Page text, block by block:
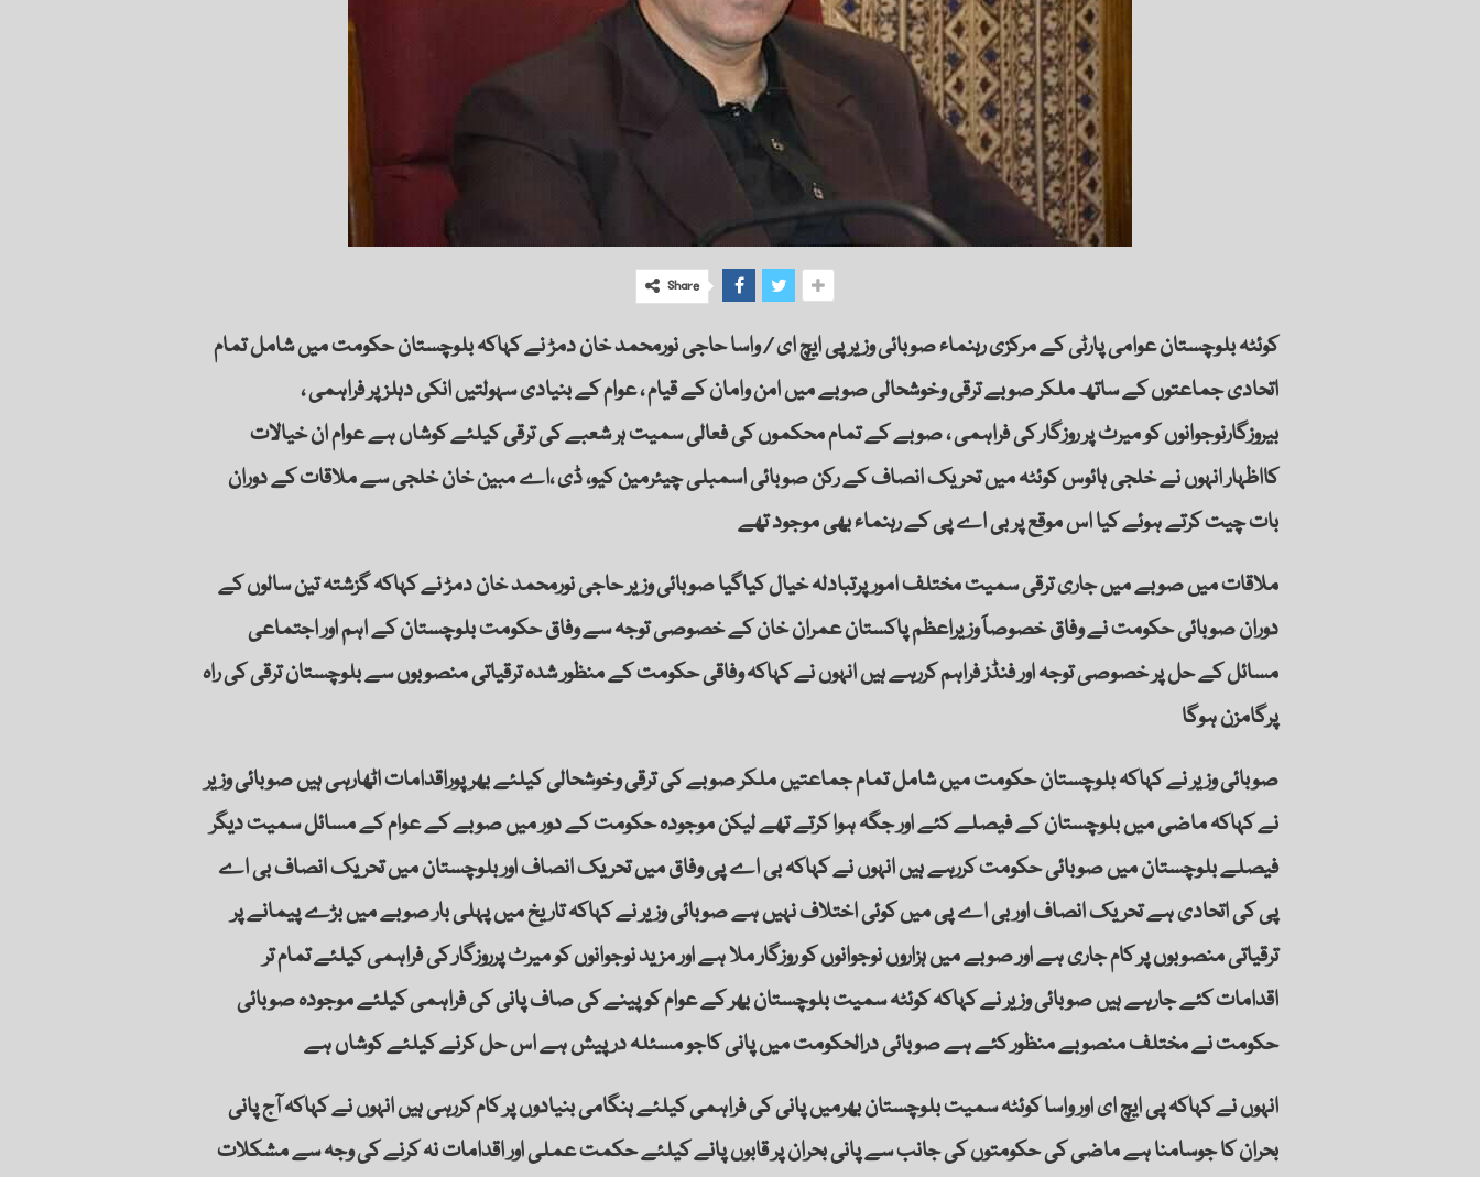
Share
کوئٹہ بلوچستان عوامی پارٹی کے مرکزی رہنماء صوبائی وزیر پی ایچ ای / واسا حاجی نورمحمد خان دمڑ نے کہاکہ بلوچستان حکومت میں شامل تمام
اتحادی جماعتوں کے ساتھ ملکر صوبے ترقی وخوشحالی صوبے میں امن وامان کے قیام ، عوام کے بنیادی سہولتیں انکی دہلز پر فراہمی ،
بیروزگارنوجوانوں کو میرٹ پر روزگار کی فراہمی ، صوبے کے تمام محکموں کی فعالی سمیت ہر شعبے کی ترقی کیلئے کوشاں ہے عوام ان خیالات
کااظہار انہوں نے خلجی ہائوس کوئٹہ میں تحریک انصاف کے رکن صوبائی اسمبلی چیئرمین کیو، ڈی ،اے مبین خان خلجی سے ملاقات کے دوران
بات چیت کرتے ہوئے کیا اس موقع پر بی اے پی کے رہنماء بھی موجود تھے
ملاقات میں صوبے میں جاری ترقی سمیت مختلف امورپرتبادلہ خیال کیاگیا صوبائی وزیر حاجی نورمحمد خان دمڑ نے کہاکہ گزشتہ تین سالوں کے
دوران صوبائی حکومت نے وفاق خصوصاََ وزیراعظم پاکستان عمران خان کے خصوصی توجہ سے وفاق حکومت بلوچستان کے اہم اور اجتماعی
مسائل کے حل پر خصوصی توجہ اور فنڈز فراہم کررہے ہیں انہوں نے کہاکہ وفاقی حکومت کے منظور شدہ ترقیاتی منصوبوں سے بلوچستان ترقی کی راہ
پرگامزن ہوگا
صوبائی وزیر نے کہاکہ بلوچستان حکومت میں شامل تمام جماعتیں ملکر صوبے کی ترقی وخوشحالی کیلئے بھرپوراقدامات اٹھارہی ہیں صوبائی وزیر
نے کہاکہ ماضی میں بلوچستان کے فیصلے کئے اور جگہ ہوا کرتے تھے لیکن موجودہ حکومت کے دور میں صوبے کے عوام کے مسائل سمیت دیگر
فیصلے بلوچستان میں صوبائی حکومت کررہے ہیں انہوں نے کہاکہ بی اے پی وفاق میں تحریک انصاف اور بلوچستان میں تحریک انصاف بی اے
پی کی اتحادی ہے تحریک انصاف اور بی اے پی میں کوئی اختلاف نہیں ہے صوبائی وزیر نے کہاکہ تاریخ میں پہلی بار صوبے میں بڑے پیمانے پر
ترقیاتی منصوبوں پر کام جاری ہے اور صوبے میں ہزاروں نوجوانوں کو روزگار ملا ہے اور مزید نوجوانوں کو میرٹ پرروزگار کی فراہمی کیلئے تمام تر
اقدامات کئے جارہے ہیں صوبائی وزیر نے کہاکہ کوئٹہ سمیت بلوچستان بھر کے عوام کو پینے کی صاف پانی کی فراہمی کیلئے موجودہ صوبائی
حکومت نے مختلف منصوبے منظور کئے ہے صوبائی درالحکومت میں پانی کاجو مسئلہ درپیش ہے اس حل کرنے کیلئے کوشاں ہے
انہوں نے کہاکہ پی ایچ ای اور واسا کوئٹہ سمیت بلوچستان بھرمیں پانی کی فراہمی کیلئے ہنگامی بنیادوں پر کام کررہی ہیں انہوں نے کہاکہ آج پانی
بحران کا جوسامنا ہے ماضی کی حکومتوں کی جانب سے پانی بحران پر قابوں پانے کیلئے حکمت عملی اور اقدامات نہ کرنے کی وجہ سے مشکلات